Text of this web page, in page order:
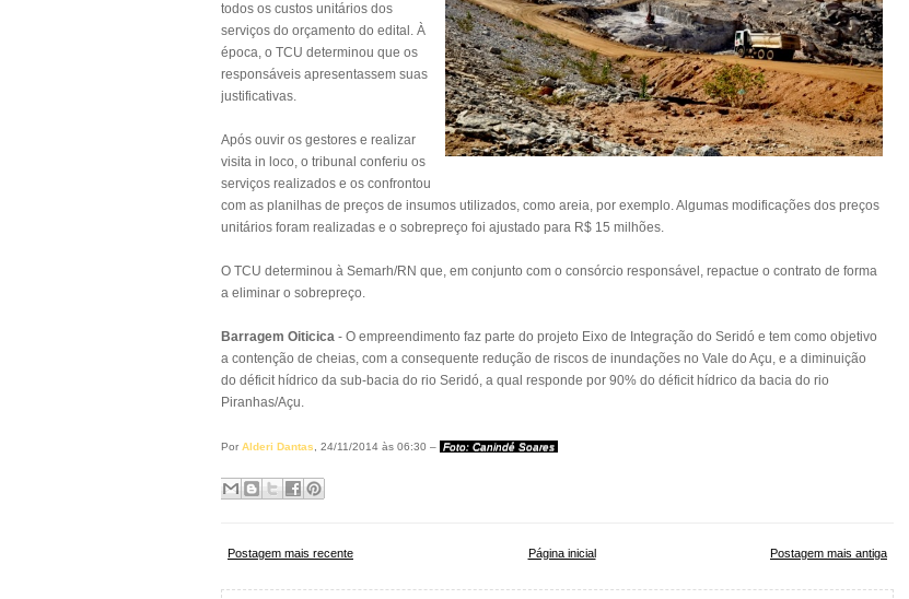
todos os custos unitários dos
serviços do orçamento do edital. À
época, o TCU determinou que os
responsáveis apresentassem suas
justificativas.
Após ouvir os gestores e realizar
visita in loco, o tribunal conferiu os
serviços realizados e os confrontou
com as planilhas de preços de insumos utilizados, como areia, por exemplo. Algumas modificações dos preços
unitários foram realizadas e o sobrepreço foi ajustado para R$ 15 milhões.
O TCU determinou à Semarh/RN que, em conjunto com o consórcio responsável, repactue o contrato de forma
a eliminar o sobrepreço.
Barragem Oiticica - O empreendimento faz parte do projeto Eixo de Integração do Seridó e tem como objetivo
a contenção de cheias, com a consequente redução de riscos de inundações no Vale do Açu, e a diminuição
do déficit hídrico da sub-bacia do rio Seridó, a qual responde por 90% do déficit hídrico da bacia do rio
Piranhas/Açu.
Por Alderi Dantas , 24/11/2014 às 06:30 – Foto: Canindé Soares
Postagem mais recente Postagem mais antiga
Página inicial